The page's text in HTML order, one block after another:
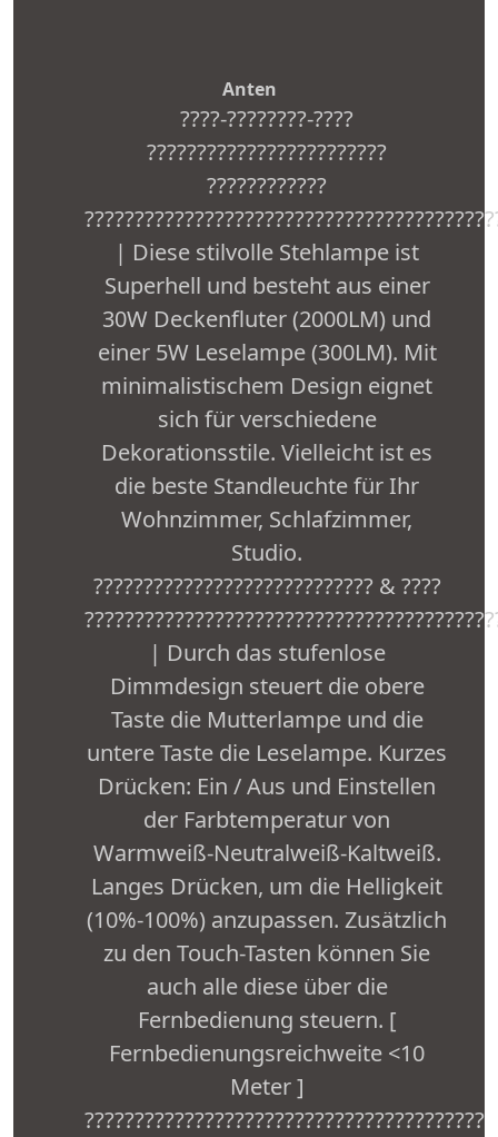
Anten
????-????????-????
????????????????????????
????????????
| Diese stilvolle Stehlampe ist
Superhell und besteht aus einer
30W Deckenfluter (2000LM) und
einer 5W Leselampe (300LM). Mit
minimalistischem Design eignet
sich für verschiedene
Dekorationsstile. Vielleicht ist es
die beste Standleuchte für Ihr
Wohnzimmer, Schlafzimmer,
Studio.
???????????????????????????? & ????
| Durch das stufenlose
Dimmdesign steuert die obere
Taste die Mutterlampe und die
untere Taste die Leselampe. Kurzes
Drücken: Ein / Aus und Einstellen
der Farbtemperatur von
Warmweiß-Neutralweiß-Kaltweiß.
Langes Drücken, um die Helligkeit
(10%-100%) anzupassen. Zusätzlich
zu den Touch-Tasten können Sie
auch alle diese über die
Fernbedienung steuern. [
Fernbedienungsreichweite <10
Meter ]
????????????????????????????????????????